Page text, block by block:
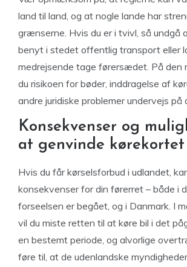
land til land, og at nogle lande har
grænserne. Hvis du er i tvivl, så undgå
benyt i stedet offentlig transport eller
medrejsende tage førersædet. På den
du risikoen for bøder, inddragelse af
andre juridiske problemer undervejs på
Konsekvenser og
at genvinde kørekortet
Hvis du får kørselsforbud i udlandet,
konsekvenser for din førerret – både i
forseelsen er begået, og i Danmark. I
vil du miste retten til at køre bil i det
en bestemt periode, og alvorlige
føre til, at de udenlandske